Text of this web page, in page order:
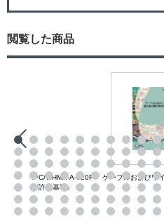
閲覧した商品
IPC/WHMA-A-620F『 ケーブルおよびワ
び許容基準』